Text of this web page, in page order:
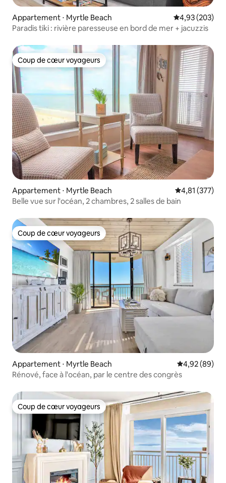
Appartement ⋅ Myrtle Beach Évaluation
4,93 (203)
Paradis tiki : rivière paresseuse en bord de mer + jacuzzis
Coup de cœur voyageurs
Coup de cœur voyageurs
Appartement ⋅ Myrtle Beach Évaluation
4,81 (377)
Belle vue sur l'océan, 2 chambres, 2 salles de bain
Coup de cœur voyageurs
Coup de cœur voyageurs
Appartement ⋅ Myrtle Beach Évaluation
4,92 (89)
Rénové, face à l'océan, par le centre des congrès
Coup de cœur voyageurs
Coup de cœur voyageurs